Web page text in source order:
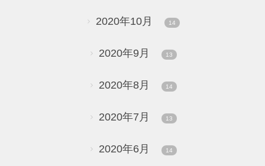
2020年10月 14
2020年9月 13
2020年8月 14
2020年7月 13
2020年6月 14